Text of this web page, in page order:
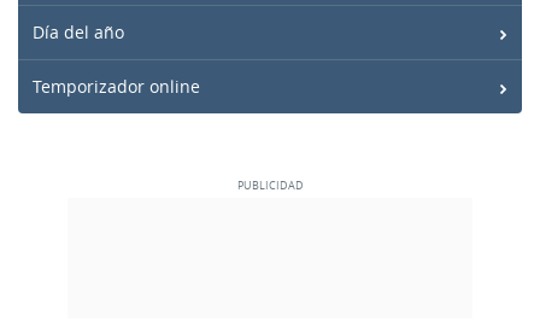
Día del año
Temporizador online